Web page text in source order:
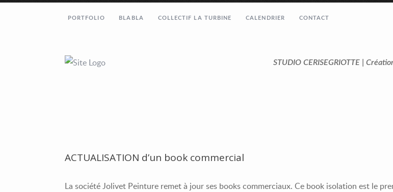
PORTFOLIO BLABLA COLLECTIF LA TURBINE CALENDRIER CONTACT
STUDIO CERISEGRIOTTE |
ACTUALISATION d’un book commercial
La société Jolivet Peinture remet à jour ses books commerciaux. Ce book isolation est le